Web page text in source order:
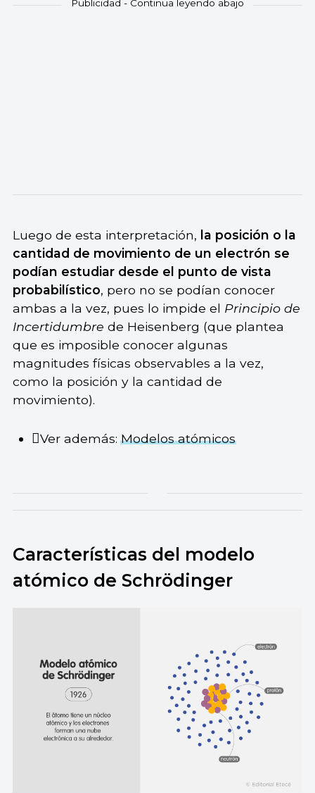
Luego de esta interpretación, la posición o la
cantidad de movimiento de un electrón se
podían estudiar desde el punto de vista
probabilístico, pero no se podían conocer
ambas a la vez, pues lo impide el Principio de
Incertidumbre de Heisenberg (que plantea
que es imposible conocer algunas
magnitudes físicas observables a la vez,
como la posición y la cantidad de
movimiento).
Ver además:Modelos atómicos
Características del modelo
atómico de Schrödinger